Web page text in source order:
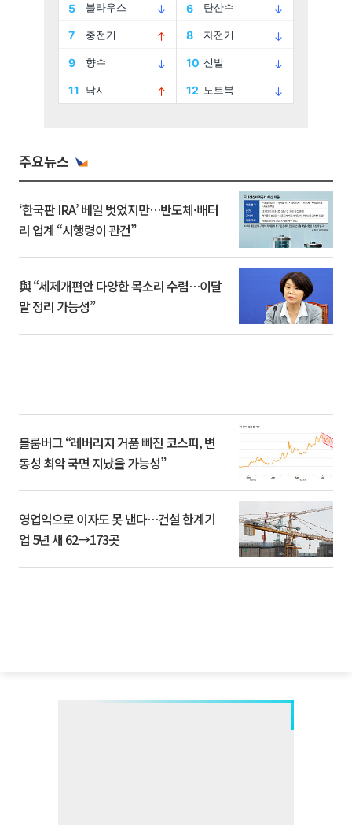
주요뉴스
‘한국판 IRA’ 베일 벗었지만…반도체·배터
리 업계 “시행령이 관건”
與 “세제개편안 다양한 목소리 수렴…이달
말 정리 가능성”
블룸버그 “레버리지 거품 빠진 코스피, 변
동성 최악 국면 지났을 가능성”
영업익으로 이자도 못 낸다…건설 한계기
업 5년 새 62→173곳